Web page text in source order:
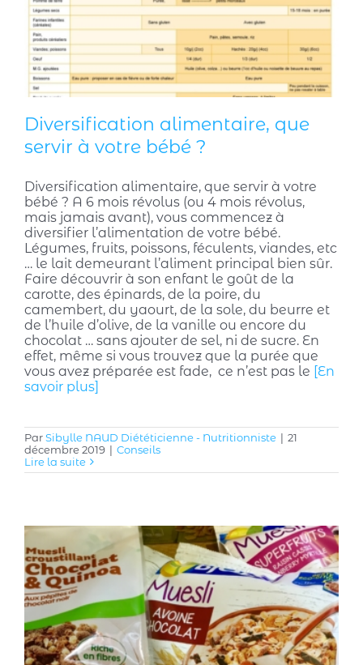
Diversification alimentaire, que
servir à votre bébé ?
Diversification alimentaire, que servir à votre
bébé ? A 6 mois révolus (ou 4 mois révolus,
mais jamais avant), vous commencez à
diversifier l’alimentation de votre bébé.
Légumes, fruits, poissons, féculents, viandes, etc
… le lait demeurant l’aliment principal bien sûr.
Faire découvrir à son enfant le goût de la
carotte, des épinards, de la poire, du
camembert, du yaourt, de la sole, du beurre et
de l’huile d’olive, de la vanille ou encore du
chocolat … sans ajouter de sel, ni de sucre. En
effet, même si vous trouvez que la purée que
vous avez préparée est fade, ce n’est pas le [En
savoir plus]
ParSibylle NAUD Diététicienne - Nutritionniste | 21
décembre 2019 | Conseils
Lire la suite